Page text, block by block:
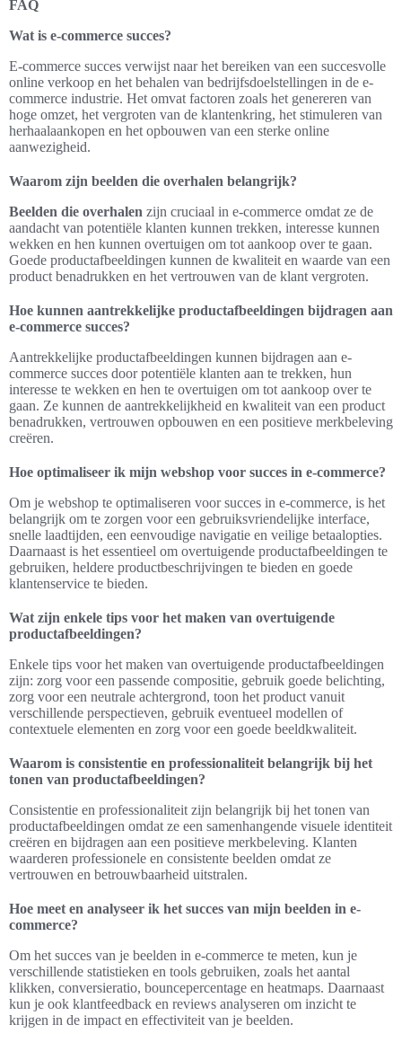
FAQ
Wat is e-commerce succes?
E-commerce succes verwijst naar het bereiken van een succesvolle
online verkoop en het behalen van bedrijfsdoelstellingen in de e-
commerce industrie. Het omvat factoren zoals het genereren van
hoge omzet, het vergroten van de klantenkring, het stimuleren van
herhaalaankopen en het opbouwen van een sterke online
aanwezigheid.
Waarom zijn beelden die overhalen belangrijk?
Beelden die overhalen zijn cruciaal in e-commerce omdat ze de
aandacht van potentiële klanten kunnen trekken, interesse kunnen
wekken en hen kunnen overtuigen om tot aankoop over te gaan.
Goede productafbeeldingen kunnen de kwaliteit en waarde van een
product benadrukken en het vertrouwen van de klant vergroten.
Hoe kunnen aantrekkelijke productafbeeldingen bijdragen aan
e-commerce succes?
Aantrekkelijke productafbeeldingen kunnen bijdragen aan e-
commerce succes door potentiële klanten aan te trekken, hun
interesse te wekken en hen te overtuigen om tot aankoop over te
gaan. Ze kunnen de aantrekkelijkheid en kwaliteit van een product
benadrukken, vertrouwen opbouwen en een positieve merkbeleving
creëren.
Hoe optimaliseer ik mijn webshop voor succes in e-commerce?
Om je webshop te optimaliseren voor succes in e-commerce, is het
belangrijk om te zorgen voor een gebruiksvriendelijke interface,
snelle laadtijden, een eenvoudige navigatie en veilige betaalopties.
Daarnaast is het essentieel om overtuigende productafbeeldingen te
gebruiken, heldere productbeschrijvingen te bieden en goede
klantenservice te bieden.
Wat zijn enkele tips voor het maken van overtuigende
productafbeeldingen?
Enkele tips voor het maken van overtuigende productafbeeldingen
zijn: zorg voor een passende compositie, gebruik goede belichting,
zorg voor een neutrale achtergrond, toon het product vanuit
verschillende perspectieven, gebruik eventueel modellen of
contextuele elementen en zorg voor een goede beeldkwaliteit.
Waarom is consistentie en professionaliteit belangrijk bij het
tonen van productafbeeldingen?
Consistentie en professionaliteit zijn belangrijk bij het tonen van
productafbeeldingen omdat ze een samenhangende visuele identiteit
creëren en bijdragen aan een positieve merkbeleving. Klanten
waarderen professionele en consistente beelden omdat ze
vertrouwen en betrouwbaarheid uitstralen.
Hoe meet en analyseer ik het succes van mijn beelden in e-
commerce?
Om het succes van je beelden in e-commerce te meten, kun je
verschillende statistieken en tools gebruiken, zoals het aantal
klikken, conversieratio, bouncepercentage en heatmaps. Daarnaast
kun je ook klantfeedback en reviews analyseren om inzicht te
krijgen in de impact en effectiviteit van je beelden.